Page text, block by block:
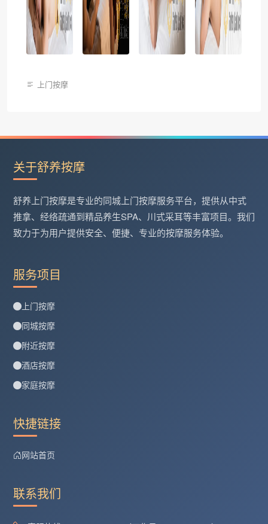
上门按摩
关于舒养按摩
舒养上门按摩是专业的同城上门按摩服务平台，提供从中式
推拿、经络疏通到精品养生SPA、川式采耳等丰富项目。我们
致力于为用户提供安全、便捷、专业的按摩服务体验。
服务项目
上门按摩
同城按摩
附近按摩
酒店按摩
家庭按摩
快捷链接
网站首页
联系我们